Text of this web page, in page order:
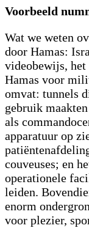
Voorbeeld
Wat we weten
door Hamas:
videobewijs,
Hamas voor
omvat: tunnels
gebruik
als
apparatuur op
couveuses; en
operationele
leiden.
enorm
voor plezier,